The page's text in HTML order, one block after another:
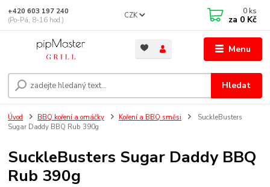
Menu
CZK
Hledat
+420 603 197 240
(Po-Pá, 8-16 hod.)
0 ks
za 0 Kč
Úvod BBQ koření a omáčky Koření a BBQ směsi
SuckleBusters
Sugar Daddy BBQ Rub 390g
SuckleBusters Sugar Daddy BBQ
Rub 390g